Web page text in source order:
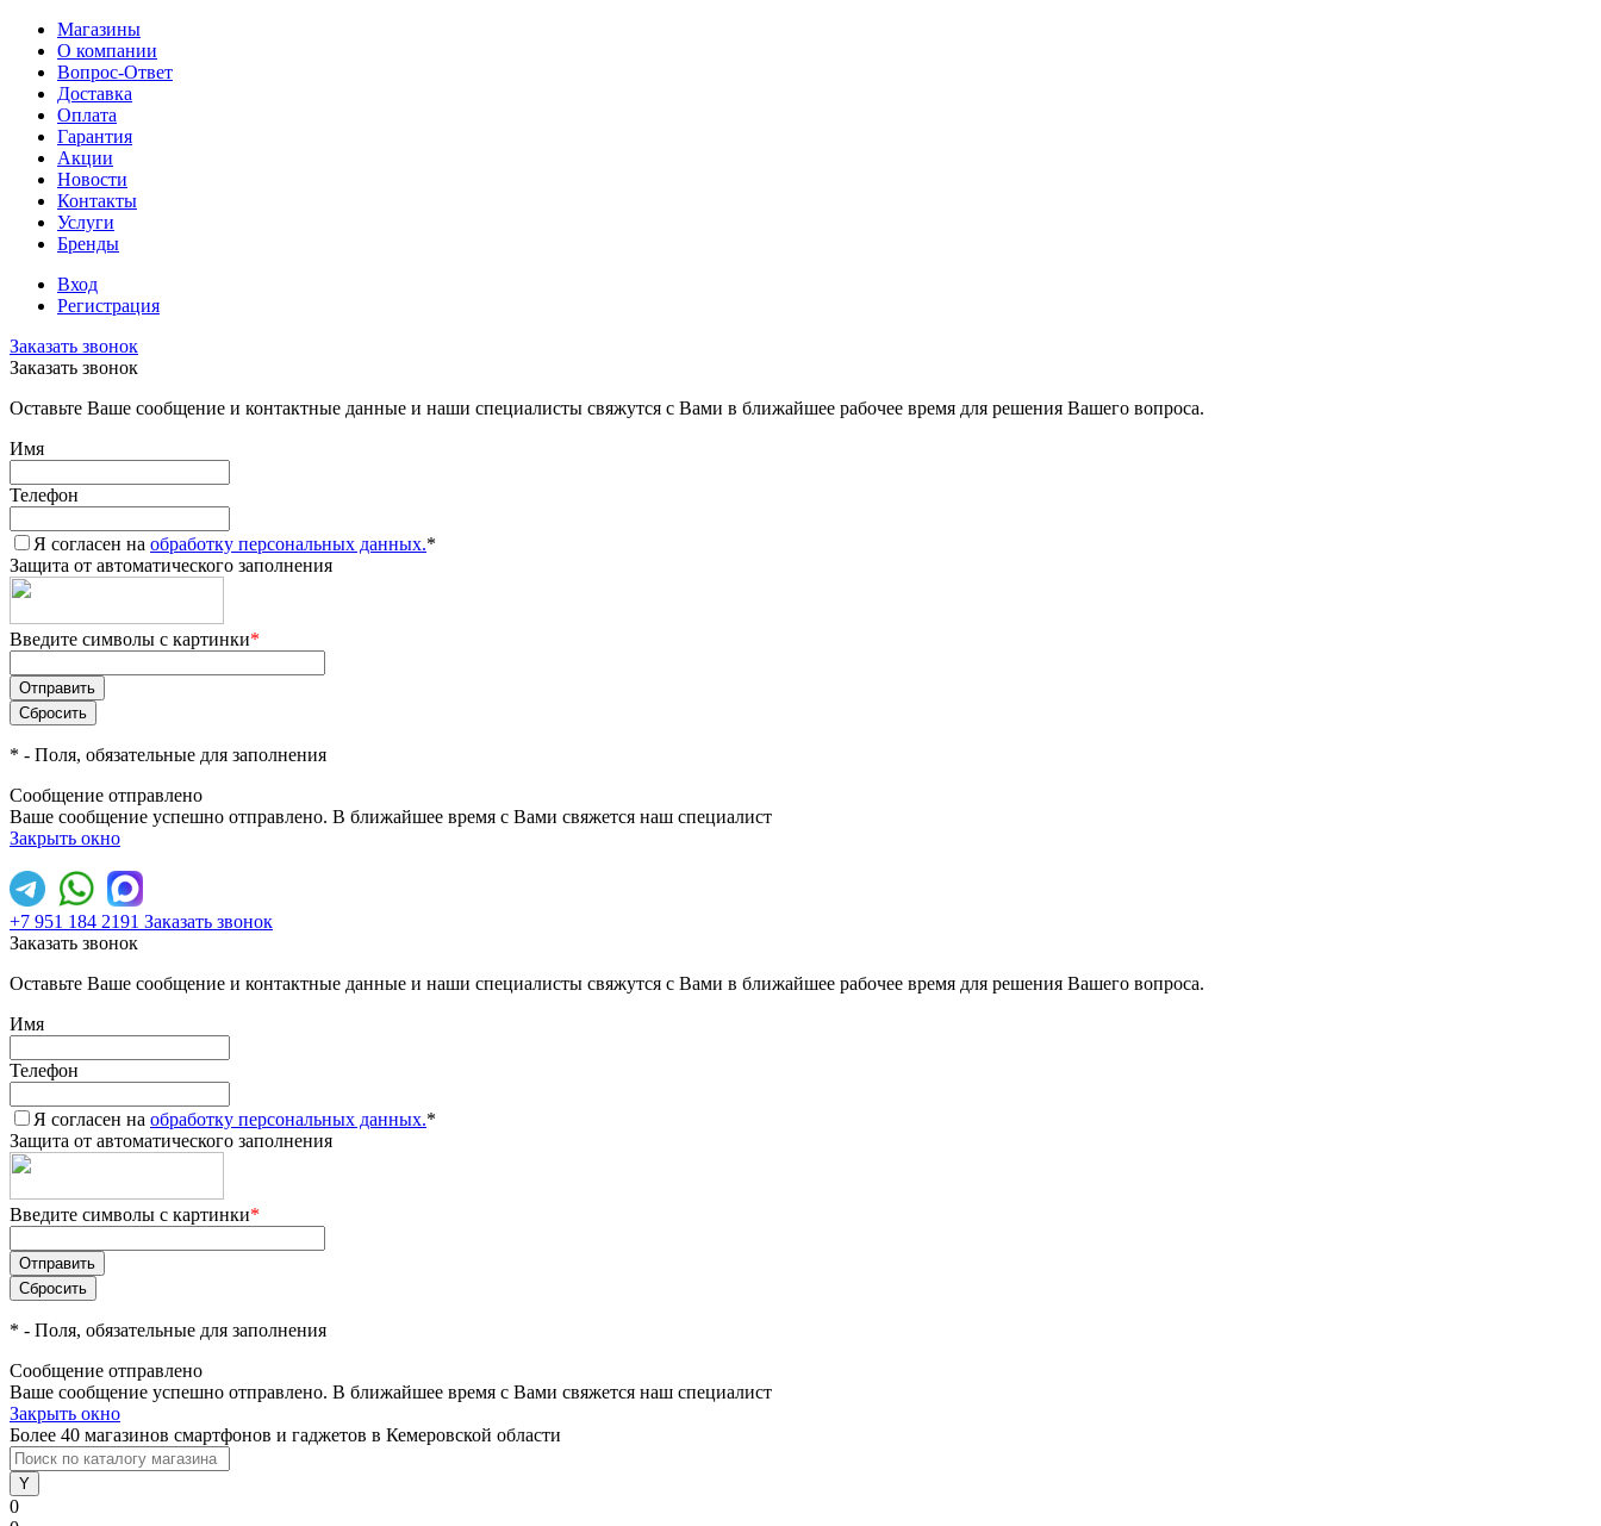
Магазины
О компании
Вопрос-Ответ
Доставка
Оплата
Гарантия
Акции
Новости
Контакты
Услуги
Бренды
Вход
Регистрация
Заказать звонок
Заказать звонок
Оставьте Ваше сообщение и контактные данные и наши специалисты свяжутся с Вами в ближайшее рабочее время для решения Вашего вопроса.
Имя
Телефон
Я согласен на обработку персональных данных.*
Защита от автоматического заполнения
Введите символы с картинки*
* - Поля, обязательные для заполнения
Сообщение отправлено
Ваше сообщение успешно отправлено. В ближайшее время с Вами свяжется наш специалист
Закрыть окно
+7 951 184 2191 Заказать звонок
Заказать звонок
Оставьте Ваше сообщение и контактные данные и наши специалисты свяжутся с Вами в ближайшее рабочее время для решения Вашего вопроса.
Имя
Телефон
Я согласен на обработку персональных данных.*
Защита от автоматического заполнения
Введите символы с картинки*
* - Поля, обязательные для заполнения
Сообщение отправлено
Ваше сообщение успешно отправлено. В ближайшее время с Вами свяжется наш специалист
Закрыть окно
Более 40 магазинов смартфонов и гаджетов в Кемеровской области
0